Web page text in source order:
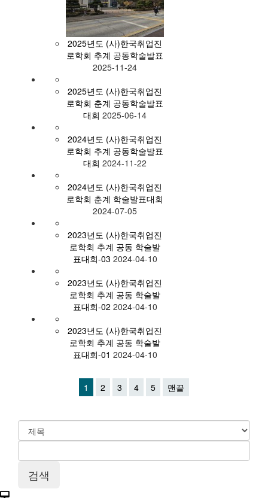
2025년도 (사)한국취업진
로학회 추계 공동학술발표
2025-11-24
2025년도 (사)한국취업진
로학회 춘계 공동학술발표
대회 2025-06-14
2024년도 (사)한국취업진
로학회 추계 공동학술발표
대회 2024-11-22
2024년도 (사)한국취업진
로학회 춘계 학술발표대회
2024-07-05
2023년도 (사)한국취업진
로학회 추계 공동 학술발
표대회-03 2024-04-10
2023년도 (사)한국취업진
로학회 추계 공동 학술발
표대회-02 2024-04-10
2023년도 (사)한국취업진
로학회 추계 공동 학술발
표대회-01 2024-04-10
1 2 3 4 5 맨끝